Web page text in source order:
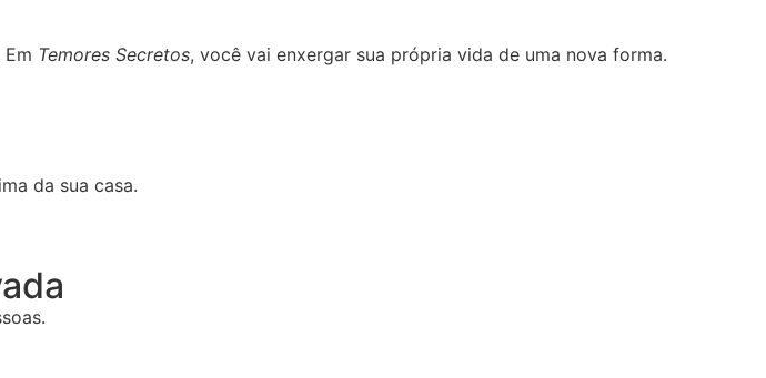
Temores Secretos, você vai enxergar sua própria vida de uma nova forma.
da sua casa.